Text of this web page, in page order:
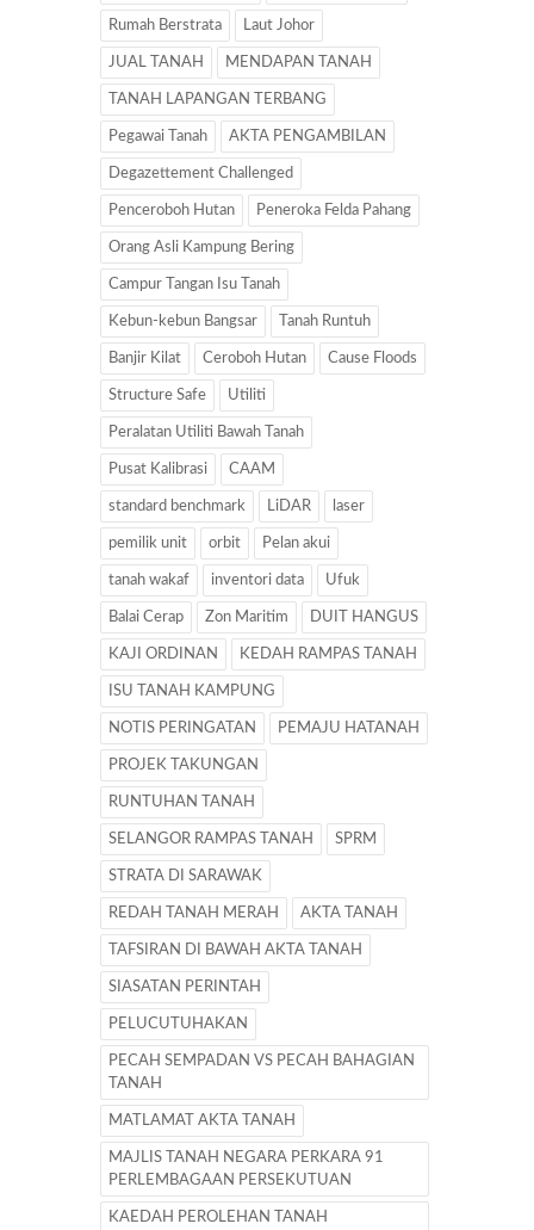
Rumah Berstrata Laut Johor
JUAL TANAH MENDAPAN TANAH
TANAH LAPANGAN TERBANG
Pegawai Tanah AKTA PENGAMBILAN
Degazettement Challenged
Penceroboh Hutan Peneroka Felda Pahang
Orang Asli Kampung Bering
Campur Tangan Isu Tanah
Kebun-kebun Bangsar Tanah Runtuh
Banjir Kilat Ceroboh Hutan Cause Floods
Structure Safe Utiliti
Peralatan Utiliti Bawah Tanah
Pusat Kalibrasi CAAM
standard benchmark LiDAR laser
pemilik unit orbit Pelan akui
tanah wakaf inventori data Ufuk
Balai Cerap Zon Maritim DUIT HANGUS
KAJI ORDINAN KEDAH RAMPAS TANAH
ISU TANAH KAMPUNG
NOTIS PERINGATAN PEMAJU HATANAH
PROJEK TAKUNGAN
RUNTUHAN TANAH
SELANGOR RAMPAS TANAH SPRM
STRATA DI SARAWAK
REDAH TANAH MERAH AKTA TANAH
TAFSIRAN DI BAWAH AKTA TANAH
SIASATAN PERINTAH
PELUCUTUHAKAN
PECAH SEMPADAN VS PECAH BAHAGIAN
TANAH
MATLAMAT AKTA TANAH
MAJLIS TANAH NEGARA PERKARA 91
PERLEMBAGAAN PERSEKUTUAN
KAEDAH PEROLEHAN TANAH